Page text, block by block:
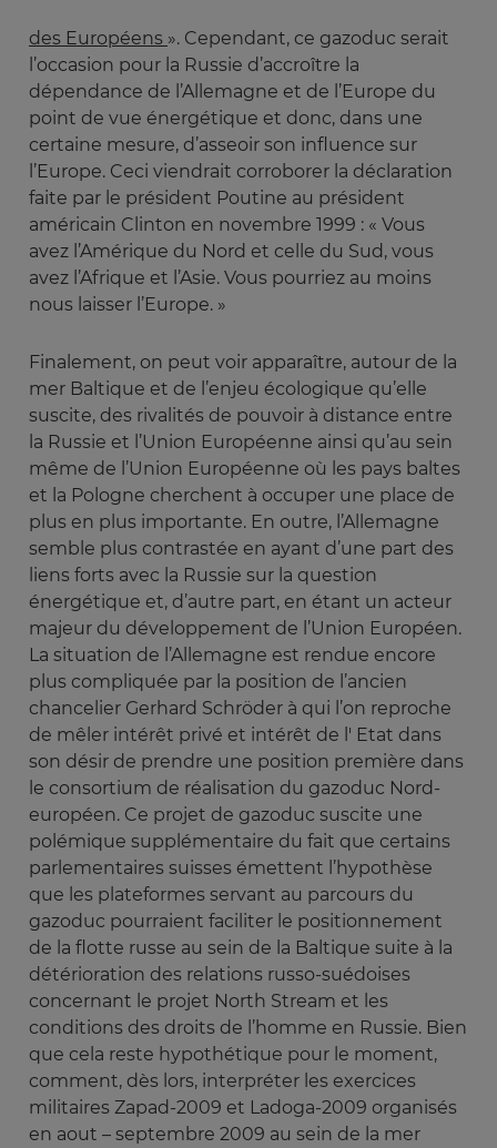
des Européens ». Cependant, ce gazoduc serait
l’occasion pour la Russie d’accroître la
dépendance de l’Allemagne et de l’Europe du
point de vue énergétique et donc, dans une
certaine mesure, d’asseoir son influence sur
l’Europe. Ceci viendrait corroborer la déclaration
faite par le président Poutine au président
américain Clinton en novembre 1999 : « Vous
avez l’Amérique du Nord et celle du Sud, vous
avez l’Afrique et l’Asie. Vous pourriez au moins
nous laisser l’Europe. »
Finalement, on peut voir apparaître, autour de la
mer Baltique et de l’enjeu écologique qu’elle
suscite, des rivalités de pouvoir à distance entre
la Russie et l’Union Européenne ainsi qu’au sein
même de l’Union Européenne où les pays baltes
et la Pologne cherchent à occuper une place de
plus en plus importante. En outre, l’Allemagne
semble plus contrastée en ayant d’une part des
liens forts avec la Russie sur la question
énergétique et, d’autre part, en étant un acteur
majeur du développement de l’Union Européen.
La situation de l’Allemagne est rendue encore
plus compliquée par la position de l’ancien
chancelier Gerhard Schröder à qui l’on reproche
de mêler intérêt privé et intérêt de l' Etat dans
son désir de prendre une position première dans
le consortium de réalisation du gazoduc Nord-
européen. Ce projet de gazoduc suscite une
polémique supplémentaire du fait que certains
parlementaires suisses émettent l’hypothèse
que les plateformes servant au parcours du
gazoduc pourraient faciliter le positionnement
de la flotte russe au sein de la Baltique suite à la
détérioration des relations russo-suédoises
concernant le projet North Stream et les
conditions des droits de l’homme en Russie. Bien
que cela reste hypothétique pour le moment,
comment, dès lors, interpréter les exercices
militaires Zapad-2009 et Ladoga-2009 organisés
en aout – septembre 2009 au sein de la mer